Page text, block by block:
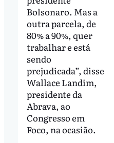
Bolsonaro. Mas a
outra parcela, de
80% a 90%, quer
trabalhar e está
sendo
prejudicada”, disse
Wallace Landim,
presidente da
Abrava, ao
Congresso em
Foco, na ocasião.